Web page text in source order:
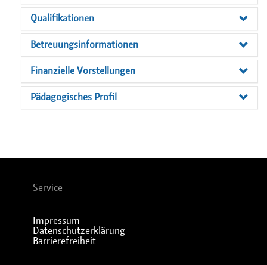
Qualifikationen
Betreuungsinformationen
Finanzielle Vorstellungen
Pädagogisches Profil
Service
Impressum
Datenschutzerklärung
Barrierefreiheit